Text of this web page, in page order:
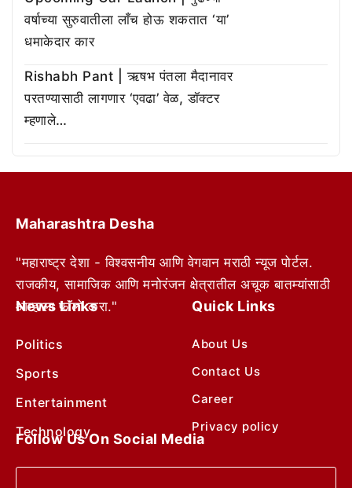
वर्षाच्या सुरुवातीला लाँच होऊ शकतात ‘या’
धमाकेदार कार
Rishabh Pant | ऋषभ पंतला मैदानावर
परतण्यासाठी लागणार ‘एवढा’ वेळ, डॉक्टर
म्हणाले…
Maharashtra Desha
"महाराष्ट्र देशा - विश्वसनीय आणि वेगवान मराठी न्यूज पोर्टल.
राजकीय, सामाजिक आणि मनोरंजन क्षेत्रातील अचूक बातम्यांसाठी
आम्हाला फॉलो करा."
News Links
Politics
Sports
Entertainment
Technology
Quick Links
About Us
Contact Us
Career
Privacy policy
Follow Us On Social Media